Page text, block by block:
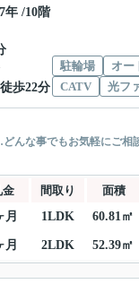
年 /10階
歩22分
駐輪場 オー
CATV
光フ
んな事でもお気軽にご相
金 間取り 面積
月 1LDK 60.81㎡
月 2LDK 52.39㎡